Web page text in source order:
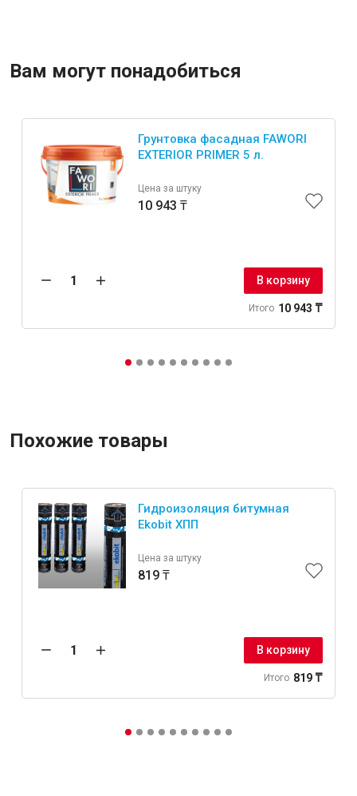
Вам могут понадобиться
Грунтовка фасадная FAWORI
EXTERIOR PRIMER 5 л.
Цена за штуку
10 943 ₸
В корзину
Итого 10 943 ₸
Похожие товары
Гидроизоляция битумная
Ekobit ХПП
Цена за штуку
819 ₸
В корзину
Итого 819 ₸